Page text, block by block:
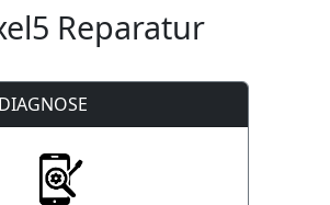
Reparatur